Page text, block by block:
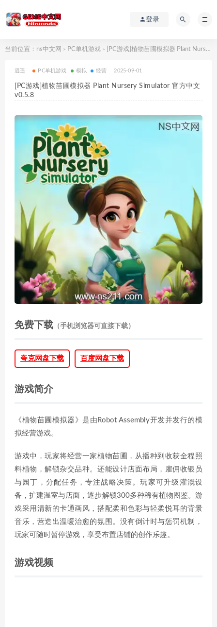
登录
当前位置： ns中文网 > PC单机游戏 > [PC游戏]植物苗圃模拟器 Plant Nursery Simulator 官方中文v0.5.8
逍遥 PC单机游戏 模拟 经营 2025-09-01
[PC游戏]植物苗圃模拟器 Plant Nursery Simulator 官方中文
v0.5.8
免费下载 （手机浏览器可直接下载）
夸克网盘下载 百度网盘下载
游戏简介
《植物苗圃模拟器》是由Robot Assembly开发并发行的模
拟经营游戏。
游戏中，玩家将经营一家植物苗圃，从播种到收获全程照
料植物，解锁杂交品种。还能设计店面布局，雇佣收银员
与园丁，分配任务，专注战略决策。玩家可升级灌溉设
备，扩建温室与店面，逐步解锁300多种稀有植物图鉴。游
戏采用清新的卡通画风，搭配柔和色彩与轻柔悦耳的背景
音乐，营造出温暖治愈的氛围。没有倒计时与惩罚机制，
玩家可随时暂停游戏，享受布置店铺的创作乐趣。
游戏视频